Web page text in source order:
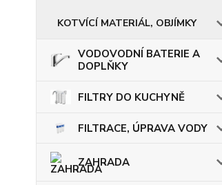
KOTVÍCÍ MATERIÁL, OBJÍMKY
VODOVODNÍ BATERIE A
DOPLŇKY
FILTRY DO KUCHYNĚ
FILTRACE, ÚPRAVA VODY
ZAHRADA